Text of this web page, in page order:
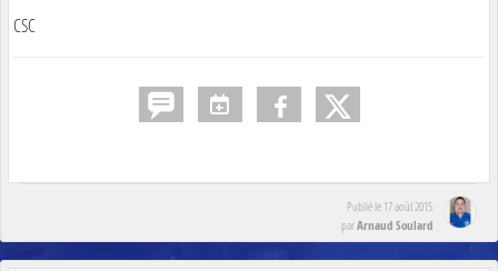
CSC
Publié le 17 août 2015
parArnaud Soulard